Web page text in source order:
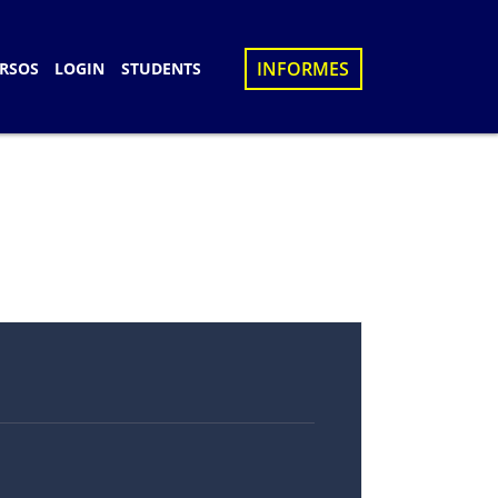
INFORMES
LOGIN STUDENTS